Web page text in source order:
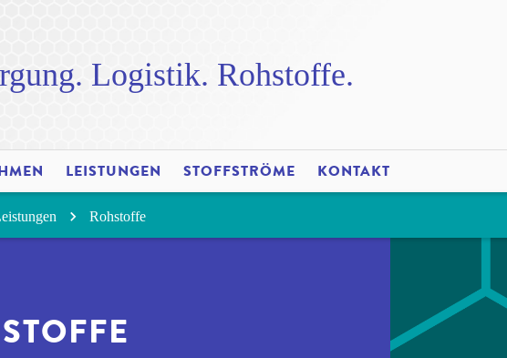
Logistik. Rohstoffe.
LEISTUNGEN STOFFSTRÖME KONTAKT
Rohstoffe